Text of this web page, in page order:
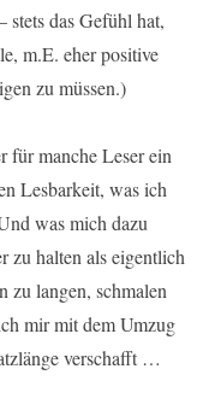
stets das Gefühl hat,
m.E. eher positive
zu müssen.)
für manche Leser ein
Lesbarkeit, was ich
was mich dazu
zu halten als eigentlich
zu langen, schmalen
mir mit dem Umzug
verschafft …